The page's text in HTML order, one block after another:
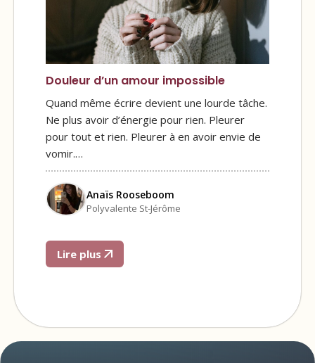
Douleur d’un amour impossible
Quand même écrire devient une lourde tâche.
Ne plus avoir d’énergie pour rien. Pleurer
pour tout et rien. Pleurer à en avoir envie de
vomir.…
Anaïs Rooseboom
Polyvalente St-Jérôme
Lire plus